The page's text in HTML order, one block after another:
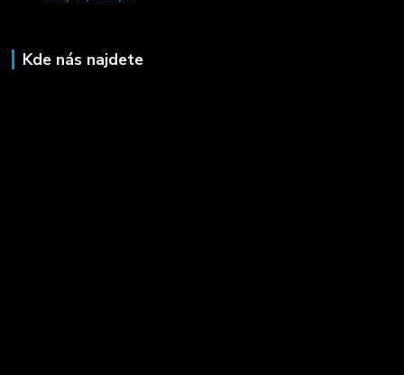
Kde nás najdete